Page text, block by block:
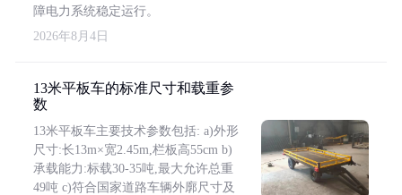
障电力系统稳定运行。
2026年8月4日
13米平板车的标准尺寸和载重参
数
13米平板车主要技术参数包括: a)外形
尺寸:长13m×宽2.45m,栏板高55cm b)
承载能力:标载30-35吨,最大允许总重
49吨 c)符合国家道路车辆外廓尺寸及